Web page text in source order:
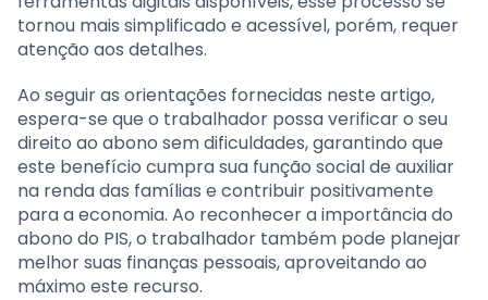
tornou mais simplificado e acessível, porém, requer
atenção aos detalhes.
Ao seguir as orientações fornecidas neste artigo,
espera-se que o trabalhador possa verificar o seu
direito ao abono sem dificuldades, garantindo que
este benefício cumpra sua função social de auxiliar
na renda das famílias e contribuir positivamente
para a economia. Ao reconhecer a importância do
abono do PIS, o trabalhador também pode planejar
melhor suas finanças pessoais, aproveitando ao
máximo este recurso.